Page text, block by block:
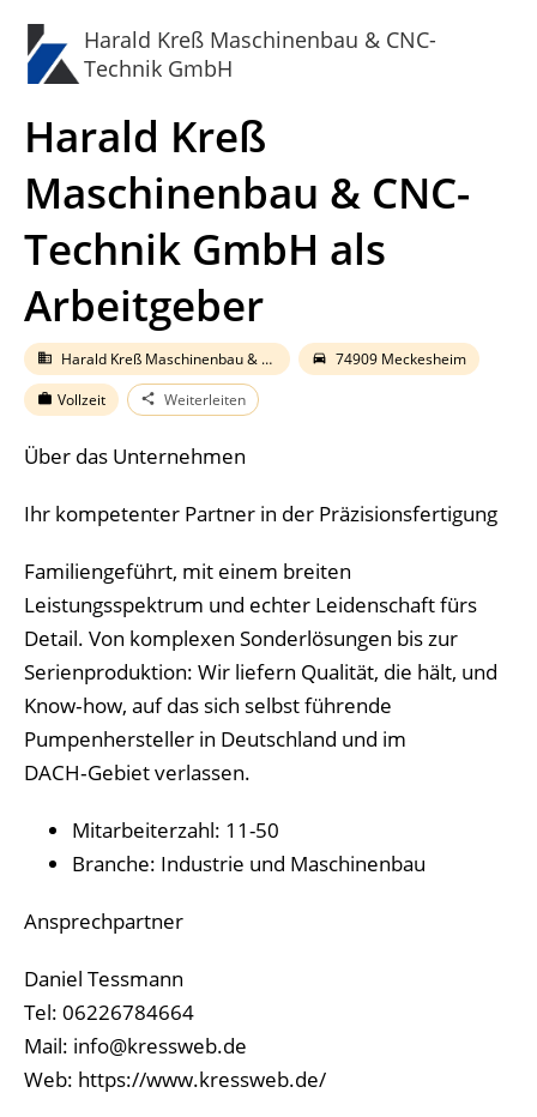
Harald Kreß Maschinenbau & CNC-
Technik GmbH
Harald Kreß
Maschinenbau & CNC-
Technik GmbH als
Arbeitgeber
business Harald Kreß Maschinenbau & CNC-Technik GmbH directions_car 74909 Meckesheim
work Vollzeit share Weiterleiten
Über das Unternehmen
Ihr kompetenter Partner in der Präzisionsfertigung
Familiengeführt, mit einem breiten
Leistungsspektrum und echter Leidenschaft fürs
Detail. Von komplexen Sonderlösungen bis zur
Serienproduktion: Wir liefern Qualität, die hält, und
Know‑how, auf das sich selbst führende
Pumpenhersteller in Deutschland und im
DACH‑Gebiet verlassen.
Mitarbeiterzahl: 11-50
Branche: Industrie und Maschinenbau
Ansprechpartner
Daniel Tessmann
Tel: 06226784664
Mail: info@kressweb.de
Web: https://www.kressweb.de/